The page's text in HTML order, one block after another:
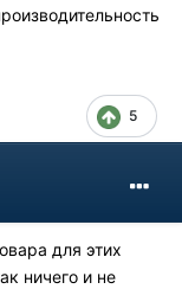
5
для этих
ничего и не